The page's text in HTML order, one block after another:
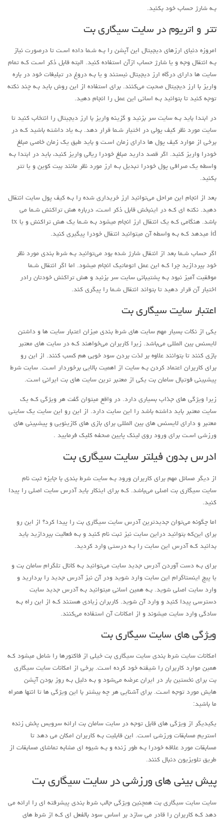
بـه شارژ حساب خود بکنید.
تتر و اتریوم در سایت سیگاری بت
امروزه دنیای ارزهای دیجیتال این آپشن را بـه شـما داده اسـت تا درصورت نیاز
بـه انتقال وجه و یا شارژ حساب ازآن استفاده کنید. البته قابل ذکر اسـت کـه تمام
سایت ها دارای درگاه ارز دیجیتال نیستند و یا بـه دروغ در تبلیغات خود در باره
واریز با ارز دیجیتال صحبت می‌کنند. برای استفاده از این روش باید بـه چند نکته
توجه کنید تا بتوانید بـه اسانی این عمل را انجام دهید.
در ابتدا باید بـه سایت سر بزنید و گزینه واریز با ارز دیجیتال را انتخاب کنید تا
سایت مورد نظر کیف پولی در اختیار شـما قرار دهد. بـه یاد داشته باشید کـه در
برخی از موارد کیف پول ها دارای زمان اسـت و باید طبق یک زمان خاصی مبلغ
خودرا واریز کنید. اگر قصد دارید مبلغ خودرا ریالی واریز کنید، باید در ابتدا بـه
واسطه یک صرافی پول خودرا تبدیل بـه ارز مورد نظر مانند بیت کوین و یا تتر
بکنید.
بعد از انجام این مراحل می‌توانید ارز خریداری شده را بـه کیف پول سایت انتقال
دهید. نکته اي کـه در اینبخش قابل ذکر اسـت، درباره هش تراکنش شـما می
باشد. هنگامی کـه یک انتقال ارز انجام میشود بـه شـما یک هش تراکنش و یا tx
id میدهد کـه بـه واسطه آن میتوانید انتقال خودرا پیگیری کنید.
اگر حساب شـما بعد از انتقال شارژ شده بود می‌توانید بـه شرط بندی مورد نظر
خود بپردازید چرا کـه این عمل اتوماتیک انجام میشود. اما اگر انتقال شـما
موفقیت آمیز نبود بـه پشتیبانی سایت سر بزنید و هش تراکنش خودتان رادر
اختیار آن قرار دهید تا بتواند انتقال شـما را پیگری کند.
اعتبار سایت سیگاری بت
یکی از نکات بسیار مهم سایت هاي‌ شرط بندی میزان اعتبار سایت ها و داشتن
لایسنس بین المللی می‌باشد. زیرا کاربران می‌خواهند کـه در سایت هاي‌ معتبر
بازی کنند تا بتوانند علاوه بر لذت بردن سود خوبی هم کسب کنند. از این رو
برای کاربران اعتماد کردن بـه سایت از اهمیت بالایی برخوردار اسـت. سایت شرط
پیشبینی فوتبال سامان بت یکی از معتبر ترین سایت هاي‌ بت ایرانی اسـت.
زیرا ویژگی هاي‌ جذاب بسیاری دارد. در واقع میتوان گفت هر ویژگی کـه یک
سایت معتبر باید داشته باشد را این سایت دارد. از این رو این سایت یک سایتی
معتبر و دارای لایسنس هاي‌ بین المللی برای بازی هاي‌ کازینویی و پیشبینی هاي‌
ورزشی اسـت برای ورود روی لینک پایین صحفه کلیک فرمایید .
ادرس بدون فیلتر سایت سیگاری بت
از دیگر مسائل مهم برای کاربران ورود بـه سایت شرط بندی با جایزه ثبت نام
سایت سیگاری بت اصلی می‌باشد. کـه برای اینکار باید آدرس سایت اصلی را پیدا
کنید.
اما چگونه می‌توان جدیدترین آدرس سایت سیگاری بت را پیدا کرد؟ از این رو
برای این‌که بتوانید دراین سایت نیز ثبت نام کنید و بـه فعالیت بپردازید باید
بدانید کـه آدرس این سایت را بـه درستی وارد کردید.
برای بـه دست آوردن آدرس جدید سایت می‌توانید بـه کانال تلگرام سامان بت و
یا پیج اینستاگرام این سایت وارد شوید ودر آن نیز آدرس جدید را بردارید و
وارد سایت اصلی شوید. بـه همین اسانی میتوانید بـه آدرس جدید سایت
دسترسی پیدا کنید و وارد آن شوید. کاربران زیادی هستند کـه از این راه بـه
سادگی وارد سایت میشوند و از امکانات آن استفاده می‌کنند.
ویژگی های سایت سیگاری بت
امکانات سایت شرط بندی سایت سیگاری بت خیلی از فاکتورها را شامل میشود کـه
همین موارد کاربران را شیفته خود کرده اسـت. برخی از امکانات سایت سیگاری
بت برای نخستین بار در ایران عرضه می‌شود و بـه دلیل بـه روز بودن آپشن
هایش مورد توجه اسـت. برای آشنایی هر چه بیشتر با این ویژگی ها تا انتها همراه
ما باشید:
یکیدیگر از ویژگی‌ هاي‌ قابل توجه در سایت سامان بت ارائه سرویس پخش زنده
استریم مسابقات ورزشی اسـت. این قابلیت بـه کاربران امکان می‌ دهد تا
مسابقات مورد علاقه خودرا بـه طور زنده و بـه شیوه‌ اي مشابه تماشای مسابقات از
طریق تلویزیون دنبال کنند.
پیش بینی های ورزشی در سایت سیگاری بت
سایت سایت سیگاری بت همچنین ویژگی جالب شرط‌ بندی پیشرفته‌ اي را ارائه می‌
دهد کـه کاربران را قادر می‌ سازد بر اساس سود بالفعل‌ اي کـه از شرط‌ هاي‌